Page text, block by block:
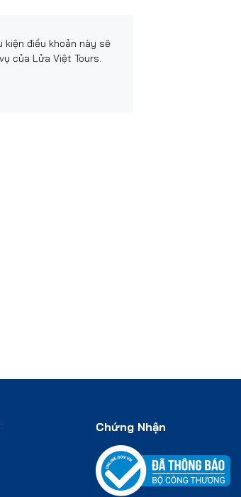
điều khoản này sẽ
của Lửa Việt Tours.
Chứng Nhận